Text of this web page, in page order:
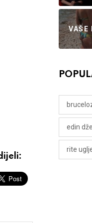
VAŠE
edin
rite